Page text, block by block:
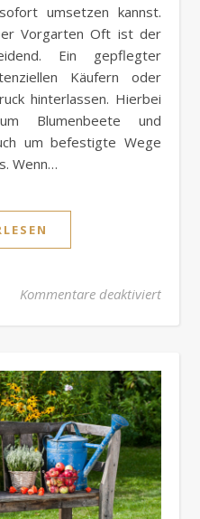
umsetzen kannst.
Vorgarten Oft ist der
Ein gepflegter
Käufern oder
hinterlassen. Hierbei
Blumenbeete und
um befestigte Wege
Wenn…
Kommentare deaktiviertfür